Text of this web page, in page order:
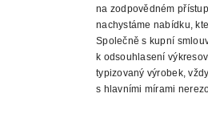
na zodpovědném
nachystáme nabídku,
Společně s kupní
k odsouhlasení
typizovaný výrobek,
s hlavními mírami